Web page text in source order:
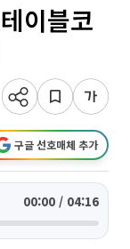
이블코
구글 선호매체 추가
00:00 / 04:16